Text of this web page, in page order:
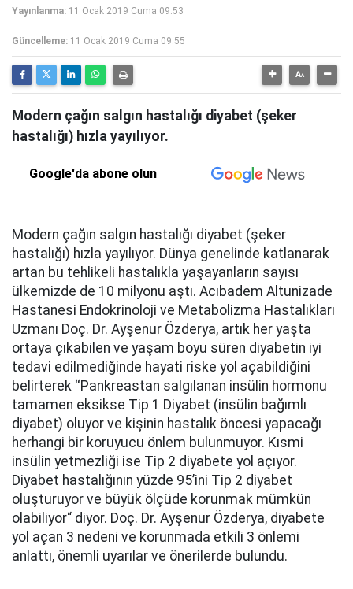
Yayınlanma: 11 Ocak 2019 Cuma 09:53
Güncelleme: 11 Ocak 2019 Cuma 09:55
Modern çağın salgın hastalığı diyabet (şeker
hastalığı) hızla yayılıyor.
Google'da abone olun
Modern çağın salgın hastalığı diyabet (şeker
hastalığı) hızla yayılıyor. Dünya genelinde katlanarak
artan bu tehlikeli hastalıkla yaşayanların sayısı
ülkemizde de 10 milyonu aştı. Acıbadem Altunizade
Hastanesi Endokrinoloji ve Metabolizma Hastalıkları
Uzmanı Doç. Dr. Ayşenur Özderya, artık her yaşta
ortaya çıkabilen ve yaşam boyu süren diyabetin iyi
tedavi edilmediğinde hayati riske yol açabildiğini
belirterek ‘‘Pankreastan salgılanan insülin hormonu
tamamen eksikse Tip 1 Diyabet (insülin bağımlı
diyabet) oluyor ve kişinin hastalık öncesi yapacağı
herhangi bir koruyucu önlem bulunmuyor. Kısmi
insülin yetmezliği ise Tip 2 diyabete yol açıyor.
Diyabet hastalığının yüzde 95’ini Tip 2 diyabet
oluşturuyor ve büyük ölçüde korunmak mümkün
olabiliyor“ diyor. Doç. Dr. Ayşenur Özderya, diyabete
yol açan 3 nedeni ve korunmada etkili 3 önlemi
anlattı, önemli uyarılar ve önerilerde bulundu.